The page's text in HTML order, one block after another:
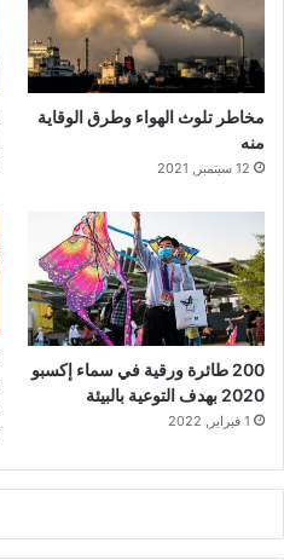
مخاطر تلوث الهواء وطرق الوقاية
منه
12 سبتمبر, 2021
200 طائرة ورقية في سماء إكسبو
2020 بهدف التوعية بالبيئة
1 فبراير, 2022